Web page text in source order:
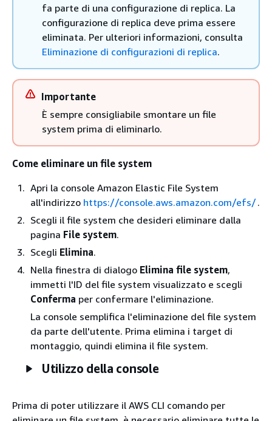
fa parte di una configurazione di replica. La
configurazione di replica deve prima essere
eliminata. Per ulteriori informazioni, consulta
Eliminazione di configurazioni di replica.
Importante
È sempre consigliabile smontare un file
system prima di eliminarlo.
Come eliminare un file system
Apri la console Amazon Elastic File System
all'indirizzo https://console.aws.amazon.com/efs/.
Scegli il file system che desideri eliminare dalla
pagina File system.
Scegli Elimina.
Nella finestra di dialogo Elimina file system,
immetti l'ID del file system visualizzato e scegli
Conferma per confermare l'eliminazione.
La console semplifica l'eliminazione del file system
da parte dell'utente. Prima elimina i target di
montaggio, quindi elimina il file system.
Utilizzo della console
Prima di poter utilizzare il AWS CLI comando per